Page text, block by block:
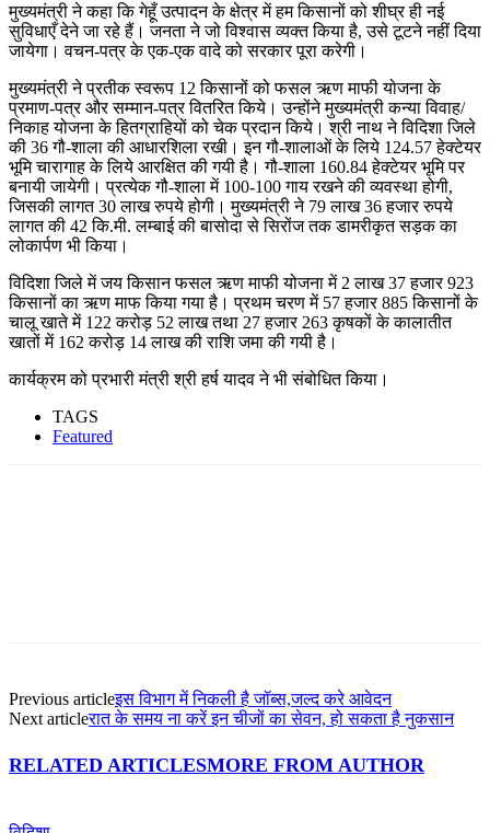
मुख्यमंत्री ने कहा कि गेहूँ उत्पादन के क्षेत्र में हम किसानों को शीघ्र ही नई
सुविधाएँ देने जा रहे हैं। जनता ने जो विश्वास व्यक्त किया है, उसे टूटने नहीं दिया
जायेगा। वचन-पत्र के एक-एक वादे को सरकार पूरा करेगी।
मुख्यमंत्री ने प्रतीक स्वरूप 12 किसानों को फसल ऋण माफी योजना के
प्रमाण-पत्र और सम्मान-पत्र वितरित किये। उन्होंने मुख्यमंत्री कन्या विवाह/
निकाह योजना के हितग्राहियों को चेक प्रदान किये। श्री नाथ ने विदिशा जिले
की 36 गौ-शाला की आधारशिला रखी। इन गौ-शालाओं के लिये 124.57 हेक्टेयर
भूमि चारागाह के लिये आरक्षित की गयी है। गौ-शाला 160.84 हेक्टेयर भूमि पर
बनायी जायेगी। प्रत्येक गौ-शाला में 100-100 गाय रखने की व्यवस्था होगी,
जिसकी लागत 30 लाख रुपये होगी। मुख्यमंत्री ने 79 लाख 36 हजार रुपये
लागत की 42 कि.मी. लम्बाई की बासोदा से सिरोंज तक डामरीकृत सड़क का
लोकार्पण भी किया।
विदिशा जिले में जय किसान फसल ऋण माफी योजना में 2 लाख 37 हजार 923
किसानों का ऋण माफ किया गया है। प्रथम चरण में 57 हजार 885 किसानों के
चालू खाते में 122 करोड़ 52 लाख तथा 27 हजार 263 कृषकों के कालातीत
खातों में 162 करोड़ 14 लाख की राशि जमा की गयी है।
कार्यक्रम को प्रभारी मंत्री श्री हर्ष यादव ने भी संबोधित किया।
TAGS
Featured
Previous articleइस विभाग में निकली है जॉब्स,जल्द करे आवेदन
Next articleरात के समय ना करें इन चीजों का सेवन, हो सकता है नुकसान
RELATED ARTICLESMORE FROM AUTHOR